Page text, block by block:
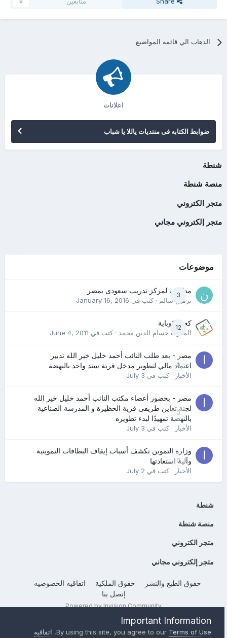
الذهاب الي قائمه المواضيع
اعلانات
ضوابط الكتابه فى منتديات ياللا يا شباب
شنطة
منصة شنطة
متجر الكتروني
متجر إلكتروني مجاني
موضوعات
3
مطلوب لمركز تدريب سعودى بمصر
نرمين سالم· كتب في January 16, 2016
12
كعب كوباية
المدرب حسام الدين محمد· كتب في June 4, 2011
0
مصر - بعد طلب النائب أحمد خليل خير الله تدبير
اعتماد مالي لتطوير مدخل قرية سند واحد بالنهضة
الأخبار· كتب في July 3
0
مصر - بحضور أعضاء مكتب النائب أحمد خليل خير الله
لجنة تعاين طريقي قرية الحظيرة و المدرسة الصناعية
بالنهضة تمهيدًا لبدء تطويره
الأخبار· كتب في July 3
0
وزارة التموين تكشف أسباب إيقاف البطاقات التموينية
وآلية استعادتها
الأخبار· كتب في July 2
شنطة
منصة شنطة
متجر الكتروني
متجر إلكتروني مجاني
حقوق الطبع والنشر حقوق الملكية
اتفاقيه الخصوصيه
إتصل بنا
Powered by Invision Community
Important Information
By using this site, you agree to ourTerms of Use
, اتفاقيه